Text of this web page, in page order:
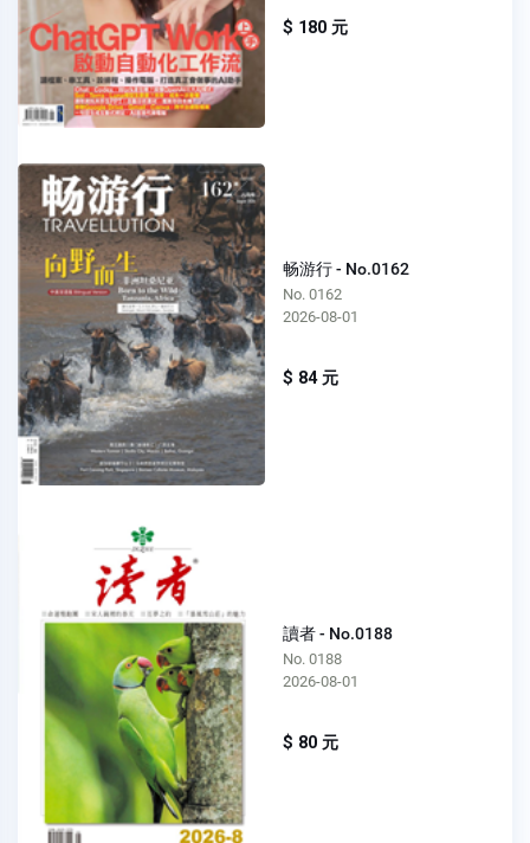
$ 180 元
畅游行 - No.0162
No. 0162
2026-08-01
$ 84 元
讀者 - No.0188
No. 0188
2026-08-01
$ 80 元